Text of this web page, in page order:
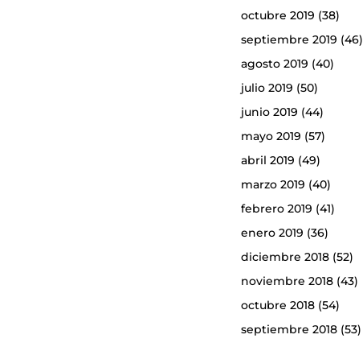
octubre 2019 (38)
septiembre 2019 (46)
agosto 2019 (40)
julio 2019 (50)
junio 2019 (44)
mayo 2019 (57)
abril 2019 (49)
marzo 2019 (40)
febrero 2019 (41)
enero 2019 (36)
diciembre 2018(52)
noviembre 2018(43)
octubre 2018(54)
septiembre 2018(53)